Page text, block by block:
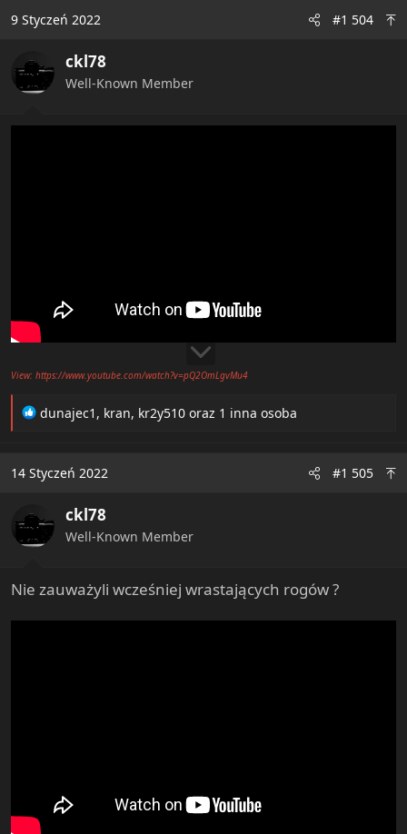
9 Styczeń 2022 #1 504
ckl78
Well-Known Member
View: https://www.youtube.com/watch?v=pQ2OmLgvMu4
R
t
o
s
dunajec1 , kran, kr2y510 oraz 1 inna osoba
14 Styczeń 2022 #1 505
ckl78
Well-Known Member
Nie zauważyli wcześniej wrastających rogów ?